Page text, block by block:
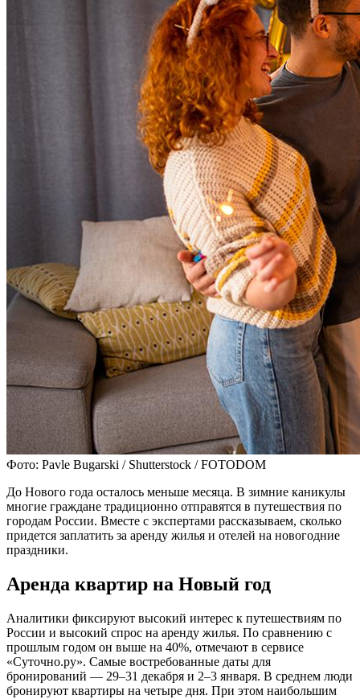
Фото: Pavle Bugarski / Shutterstock / FOTODOM
До Нового года осталось меньше месяца. В зимние каникулы
многие граждане традиционно отправятся в путешествия по
городам России. Вместе с экспертами рассказываем, сколько
придется заплатить за аренду жилья и отелей на новогодние
праздники.
Аренда квартир на Новый год
Аналитики фиксируют высокий интерес к путешествиям по
России и высокий спрос на аренду жилья. По сравнению с
прошлым годом он выше на 40%, отмечают в сервисе
«Суточно.ру». Самые востребованные даты для
бронирований — 29–31 декабря и 2–3 января. В среднем люди
бронируют квартиры на четыре дня. При этом наибольшим